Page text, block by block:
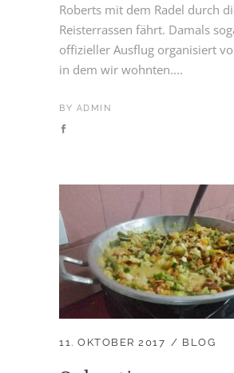
Roberts mit dem Radel durch
Reisterrassen fährt. Damals
offizieller Ausflug organisiert
in dem wir wohnten....
BY ADMIN
11. OKTOBER 2017 BLOG